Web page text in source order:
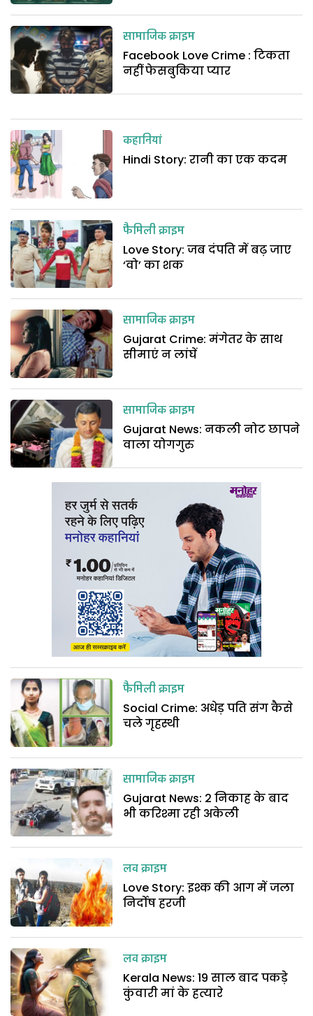
सामाजिक क्राइम
Facebook Love Crime : टिकता
नहीं फेसबुकिया प्यार
कहानियां
Hindi Story: रानी का एक कदम
फैमिली क्राइम
Love Story: जब दंपति में बढ़ जाए
‘वो’ का शक
सामाजिक क्राइम
Gujarat Crime: मंगेतर के साथ
सीमाएं न लांघें
सामाजिक क्राइम
Gujarat News: नकली नोट छापने
वाला योगगुरु
फैमिली क्राइम
Social Crime: अधेड़ पति संग कैसे
चले गृहस्थी
सामाजिक क्राइम
Gujarat News: 2 निकाह के बाद
भी करिश्मा रही अकेली
लव क्राइम
Love Story: इश्क की आग में जला
निर्दोष हरजी
लव क्राइम
Kerala News: 19 साल बाद पकड़े
कुंवारी मां के हत्यारे